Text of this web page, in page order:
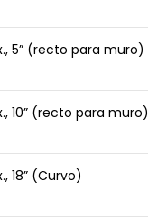
5” (recto para muro)
10” (recto para muro)
18” (Curvo)